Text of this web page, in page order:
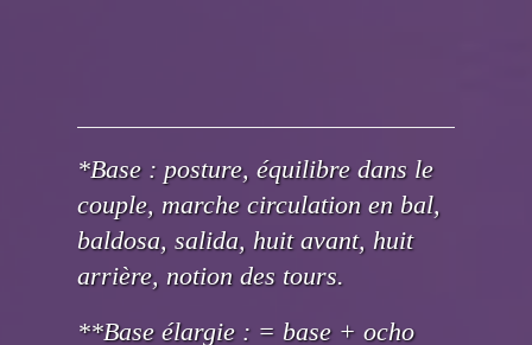
*Base : posture, équilibre dans le
couple, marche circulation en bal,
baldosa, salida, huit avant, huit
arrière, notion des tours.
**Base élargie : = base + ocho